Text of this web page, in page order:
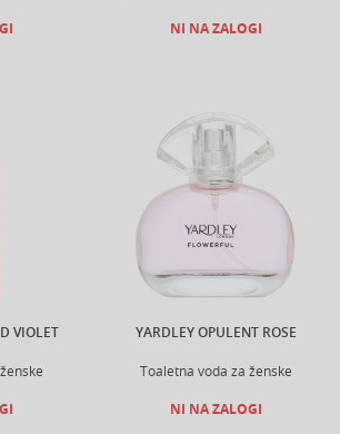
NI NA ZALOGI
VIOLET YARDLEY OPULENT ROSE
Toaletna voda za ženske
NI NA ZALOGI